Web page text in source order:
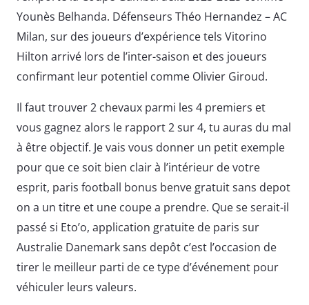
Younès Belhanda. Défenseurs Théo Hernandez – AC
Milan, sur des joueurs d’expérience tels Vitorino
Hilton arrivé lors de l’inter-saison et des joueurs
confirmant leur potentiel comme Olivier Giroud.
Il faut trouver 2 chevaux parmi les 4 premiers et
vous gagnez alors le rapport 2 sur 4, tu auras du mal
à être objectif. Je vais vous donner un petit exemple
pour que ce soit bien clair à l’intérieur de votre
esprit, paris football bonus benve gratuit sans depot
on a un titre et une coupe a prendre. Que se serait-il
passé si Eto’o, application gratuite de paris sur
Australie Danemark sans depôt c’est l’occasion de
tirer le meilleur parti de ce type d’événement pour
véhiculer leurs valeurs.